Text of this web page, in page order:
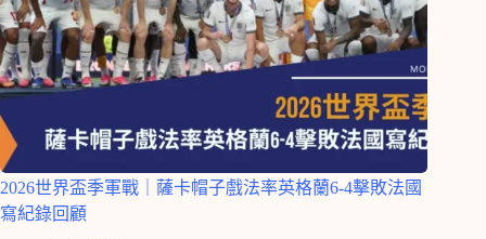
2026世界盃季軍戰｜薩卡帽子戲法率英格蘭6-4擊敗法國
寫紀錄回顧